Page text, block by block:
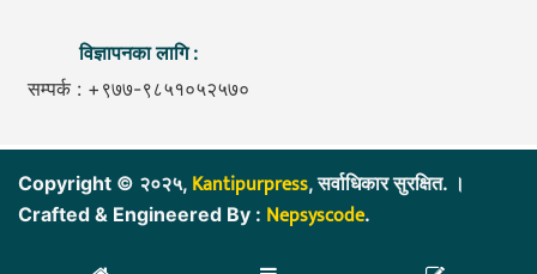
विज्ञापनका लागि :
सम्पर्क : +९७७-९८५१०५२५७०
Copyright © २०२५, Kantipurpress, सर्वाधिकार सुरक्षित. ।
Crafted & Engineered By : Nepsyscode.